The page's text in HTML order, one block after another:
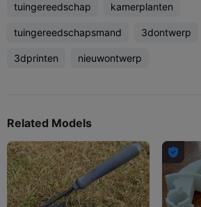
tuingereedschap kamerplanten
tuingereedschapsmand 3dontwerp
3dprinten nieuwontwerp
Related Models
